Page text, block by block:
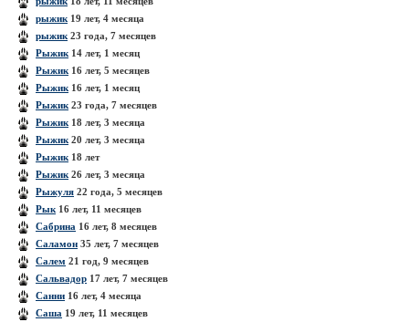
рыжик 19 лет, 4 месяца
рыжик 23 года, 7 месяцев
Рыжик 14 лет, 1 месяц
Рыжик 16 лет, 5 месяцев
Рыжик 16 лет, 1 месяц
Рыжик 23 года, 7 месяцев
Рыжик 18 лет, 3 месяца
Рыжик 20 лет, 3 месяца
Рыжик 18 лет
Рыжик 26 лет, 3 месяца
Рыжуля 22 года, 5 месяцев
Рык 16 лет, 11 месяцев
Сабрина 16 лет, 8 месяцев
Саламон 35 лет, 7 месяцев
Салем 21 год, 9 месяцев
Сальвадор 17 лет, 7 месяцев
Санни 16 лет, 4 месяца
Саша 19 лет, 11 месяцев